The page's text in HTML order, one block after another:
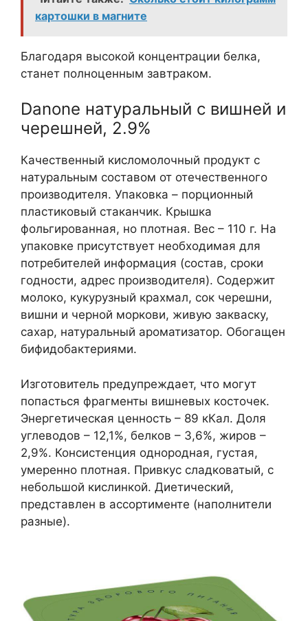
картошки в магните
Благодаря высокой концентрации белка,
станет полноценным завтраком.
Danone натуральный с вишней и
черешней, 2.9%
Качественный кисломолочный продукт с
натуральным составом от отечественного
производителя. Упаковка – порционный
пластиковый стаканчик. Крышка
фольгированная, но плотная. Вес – 110 г. На
упаковке присутствует необходимая для
потребителей информация (состав, сроки
годности, адрес производителя). Содержит
молоко, кукурузный крахмал, сок черешни,
вишни и черной моркови, живую закваску,
сахар, натуральный ароматизатор. Обогащен
бифидобактериями.
Изготовитель предупреждает, что могут
попасться фрагменты вишневых косточек.
Энергетическая ценность – 89 кКал. Доля
углеводов – 12,1%, белков – 3,6%, жиров –
2,9%. Консистенция однородная, густая,
умеренно плотная. Привкус сладковатый, с
небольшой кислинкой. Диетический,
представлен в ассортименте (наполнители
разные).